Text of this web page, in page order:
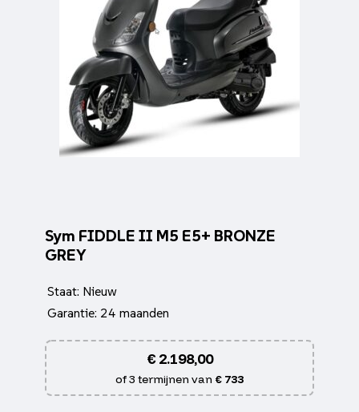
Sym FIDDLE II M5 E5+ BRONZE
GREY
Staat: Nieuw
Garantie: 24 maanden
€2.198,00
of 3 termijnen van € 733